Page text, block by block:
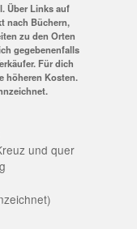
Über Links auf
nach Büchern,
zu den Orten
gegebenenfalls
Für dich
höheren Kosten.
und quer